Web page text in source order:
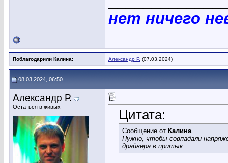
нет ничего
Поблагодарили Калина: Александр Р. (07.03.2024)
08.03.2024, 06:50
Александр Р.
Остаться в живых
Цитата:
Сообщение от Калина
Нужно, чтобы совпадали
драйвера в притык